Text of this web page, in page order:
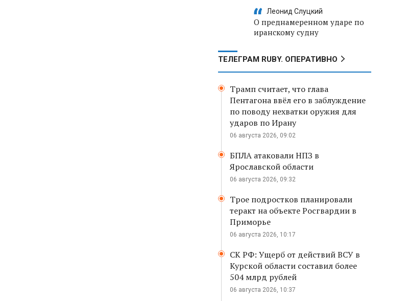
Леонид Слуцкий
О преднамеренном ударе по
иранскому судну
ТЕЛЕГРАМ RUBY. ОПЕРАТИВНО
Трамп считает, что глава
Пентагона ввёл его в заблуждение
по поводу нехватки оружия для
ударов по Ирану
06 августа 2026, 09:02
БПЛА атаковали НПЗ в
Ярославской области
06 августа 2026, 09:32
Трое подростков планировали
теракт на объекте Росгвардии в
Приморье
06 августа 2026, 10:17
СК РФ: Ущерб от действий ВСУ в
Курской области составил более
504 млрд рублей
06 августа 2026, 10:37